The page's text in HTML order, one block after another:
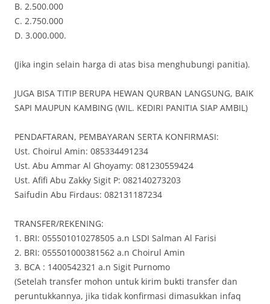
B. 2.500.000
C. 2.750.000
D. 3.000.000.
(Jika ingin selain harga di atas bisa menghubungi panitia).
JUGA BISA TITIP BERUPA HEWAN QURBAN LANGSUNG, BAIK
SAPI MAUPUN KAMBING (WIL. KEDIRI PANITIA SIAP AMBIL)
PENDAFTARAN, PEMBAYARAN SERTA KONFIRMASI:
Ust. Choirul Amin: 085334491234
Ust. Abu Ammar Al Ghoyamy: 081230559424
Ust. Afifi Abu Zakky Sigit P: 082140273203
Saifudin Abu Firdaus: 082131187234
TRANSFER/REKENING:
1. BRI: 055501010278505 a.n LSDI Salman Al Farisi
2. BRI: 055501000381562 a.n Choirul Amin
3. BCA : 1400542321 a.n Sigit Purnomo
(Setelah transfer mohon untuk kirim bukti transfer dan
peruntukkannya, jika tidak konfirmasi dimasukkan infaq